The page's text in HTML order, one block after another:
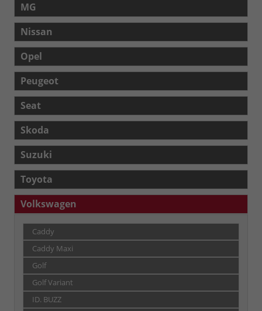
MG
Nissan
Opel
Peugeot
Seat
Skoda
Suzuki
Toyota
Volkswagen
Caddy
Caddy Maxi
Golf
Golf Variant
ID. BUZZ